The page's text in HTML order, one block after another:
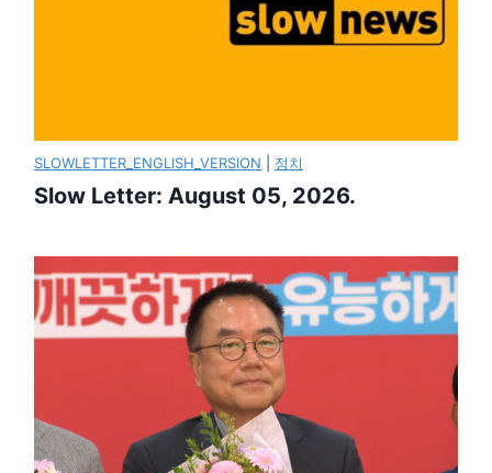
SLOWLETTER_ENGLISH_VERSION 정치
Slow Letter: August 05, 2026.